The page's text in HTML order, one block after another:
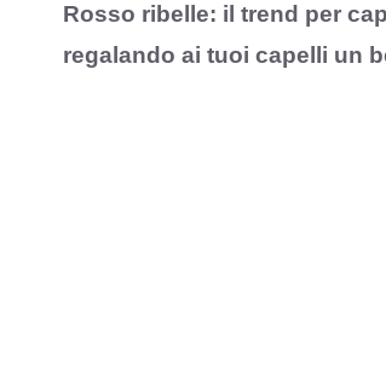
Rosso ribelle: il trend per
regalando ai tuoi capelli un